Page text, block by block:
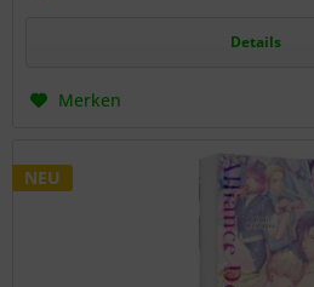
Details
Merken
NEU